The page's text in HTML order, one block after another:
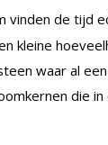
vinden de tijd
kleine
waar al
die